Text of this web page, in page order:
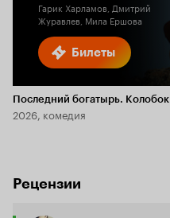
Билеты
Гарик Харламов, Дмитрий
Журавлев, Мила Ершова
Последний богатырь. Колобок
2026, комедия
Рецензии